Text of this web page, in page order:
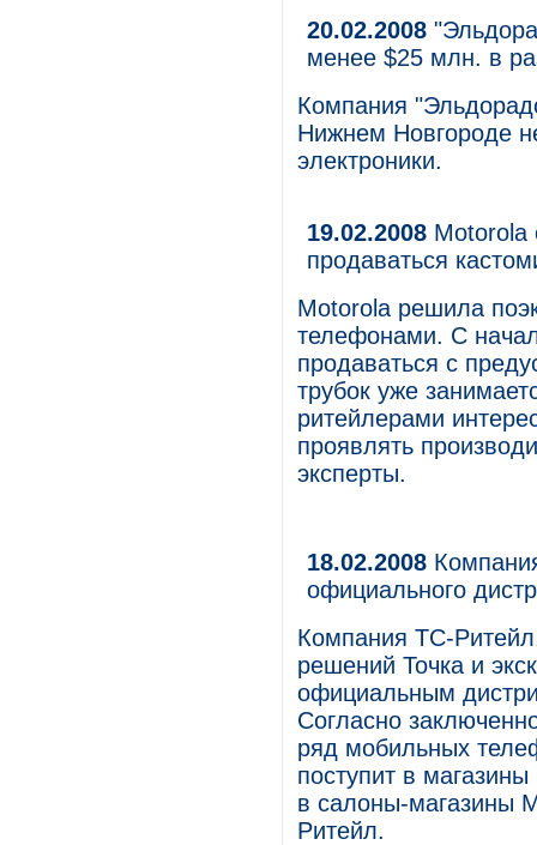
20.02.2008
менее $25 млн. в
Компания
Нижнем Новгороде
электроники.
19.02.2008 Motorola
продаваться
Motorola решила
телефонами. С
продаваться с
трубок уже
ритейлерами
проявлять
эксперты.
18.02.2008
официального
Компания ТС-
решений Точка и
официальным
Согласно
ряд мобильных
поступит в
в салоны-магазины
Ритейл.